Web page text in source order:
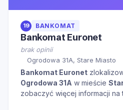
19 BANKOMAT
Bankomat Euronet
brak opinii
Ogrodowa 31A, Stare Miasto
Bankomat Euronet
Ogrodowa 31A w mieście
zobaczyć więcej informacji na